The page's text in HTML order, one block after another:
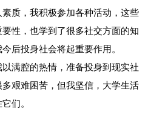
质，我积极参加各种活动，这些
性，也学到了很多社交方面的知
后投身社会将起重要作用。
满腔的热情，准备投身到现实社
艰难困苦，但我坚信，大学生活
们。